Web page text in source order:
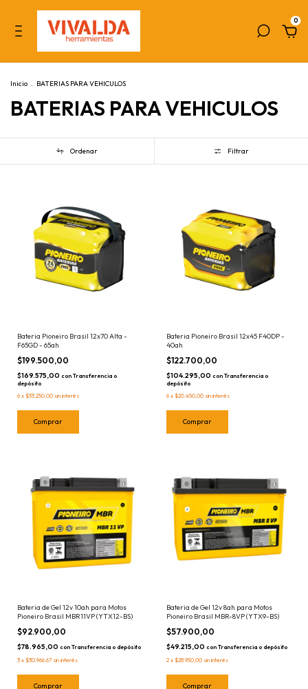
0
Inicio . BATERIAS PARA VEHICULOS
BATERIAS PARA VEHICULOS
Ordenar Filtrar
Bateria Pioneiro Brasil 12x70 Alta -
F65GD - 65ah
$199.500,00
$169.575,00 con Transferencia o
depósito
6 x $33.250,00 sin interés
Bateria Pioneiro Brasil 12x45 F40DP -
40ah
$122.700,00
$104.295,00 con Transferencia o
depósito
6 x $20.450,00 sin interés
Bateria de Gel 12v 10ah para Motos
Pioneiro Brasil MBR11VP (YTX12-BS)
$92.900,00
$78.965,00 con Transferencia o depósito
3 x $30.966,67 sin interés
Bateria de Gel 12v 8ah para Motos
Pioneiro Brasil MBR-8VP (YTX9-BS)
$57.900,00
$49.215,00 con Transferencia o depósito
2 x $28.950,00 sin interés